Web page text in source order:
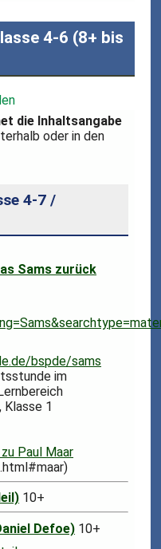
4-6 (8+ bis
die Inhaltsangabe
oder in den
4-7 /
Sams zurück
bspde/sams
im
1
Paul Maar
10+
Defoe) 10+